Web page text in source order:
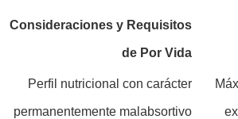
Consideraciones y Requisitos
de Por Vida
Perfil nutricional con carácter
permanentemente malabsortivo